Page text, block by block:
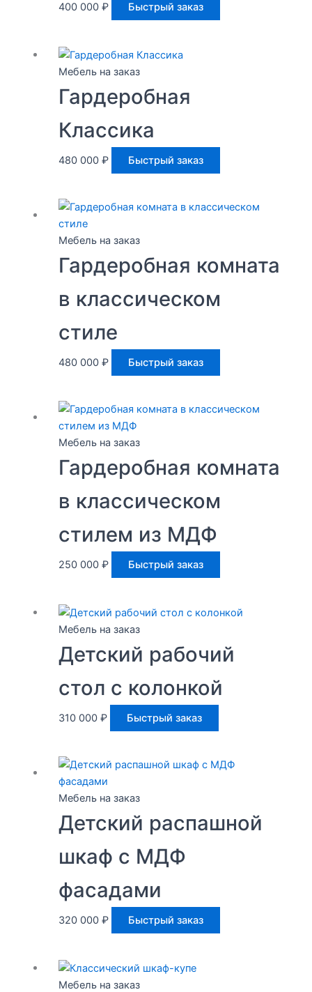
400 000 ₽ Быстрый заказ
Мебель на заказ
Гардеробная
Классика
480 000 ₽ Быстрый заказ
Мебель на заказ
Гардеробная комната
в классическом
стиле
480 000 ₽ Быстрый заказ
Мебель на заказ
Гардеробная комната
в классическом
стилем из МДФ
250 000 ₽ Быстрый заказ
Мебель на заказ
Детский рабочий
стол с колонкой
310 000 ₽ Быстрый заказ
Мебель на заказ
Детский распашной
шкаф с МДФ
фасадами
320 000 ₽ Быстрый заказ
Мебель на заказ